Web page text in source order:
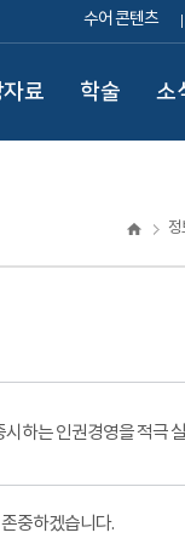
수어 콘텐츠
료 학술 소
정
하는 인권경영을 적극
중하겠습니다.